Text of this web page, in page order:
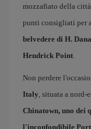
mozzafiato della
punti consigliati per
belvedere di H.
Hendrick Point.
Non perdere
Italy, situata a nord-
Chinatown, uno dei
l'inconfondibile